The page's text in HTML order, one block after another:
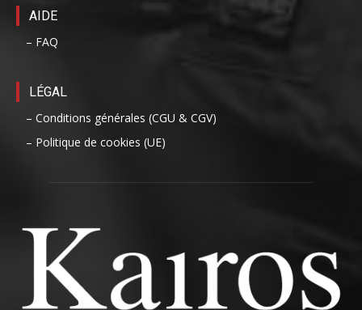
AIDE
– FAQ
LÉGAL
– Conditions générales (CGU & CGV)
– Politique de cookies (UE)